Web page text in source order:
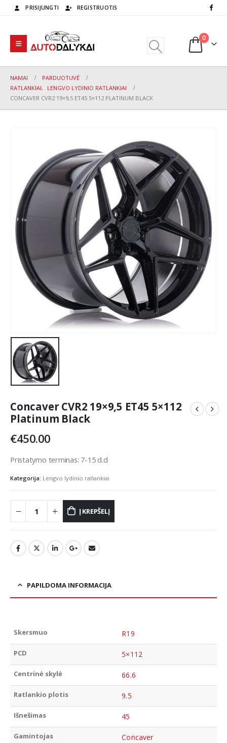
PRISIJUNGTI REGISTRUOTIS
0
NAMAI
PARDUOTUVĖ
RATLANKIAI,
LENGVO LYDINIO RATLANKIAI
CONCAVER CVR2 19×9,5 ET45 5×112 PLATINUM BLACK
Concaver CVR2 19×9,5 ET45 5×112
Platinum Black
€450.00
Pristatymo terminas: 7-15 d.d
Kategorija: Lengvo lydinio ratlankiai
Į KREPŠELĮ
PAPILDOMA INFORMACIJA
Skersmuo R19
PCD 5×112
Centrinė skylė 66.6
Ratlankio plotis 9.5
Išnešimas 45
Gamintojas Concaver